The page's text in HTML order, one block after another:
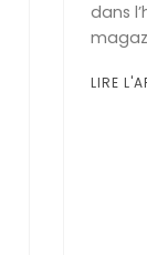
dans
LIRE